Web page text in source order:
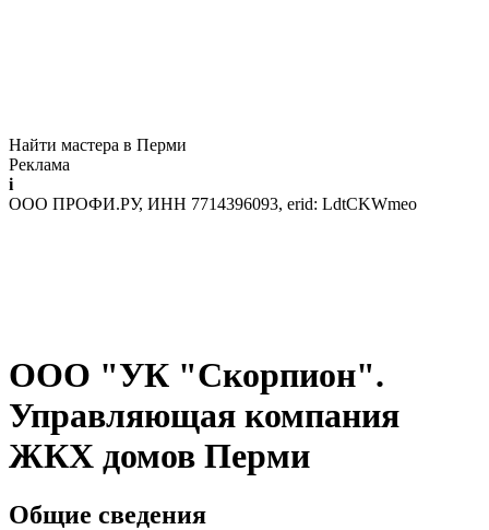
Найти мастера в Перми
Реклама
i
ООО ПРОФИ.РУ, ИНН 7714396093, erid: LdtCKWmeo
ООО "УК "Скорпион".
Управляющая компания
ЖКХ домов Перми
Общие сведения